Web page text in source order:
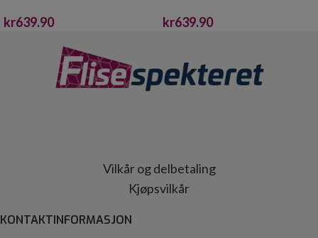
kr639.90 kr639.90
Vilkår og delbetaling
Kjøpsvilkår
KONTAKTINFORMASJON